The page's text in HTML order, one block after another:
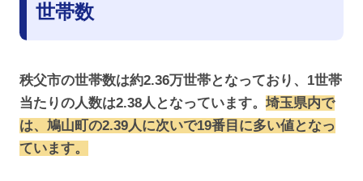
世帯数
秩父市の世帯数は約2.36万世帯となっており、1世帯
当たりの人数は2.38人となっています。 埼玉県内で
は、鳩山町の2.39人に次いで19番目に多い値となっ
ています。